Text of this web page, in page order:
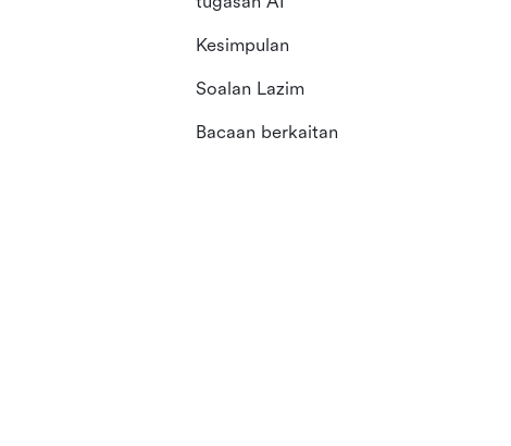
Kesimpulan
Soalan Lazim
Bacaan berkaitan